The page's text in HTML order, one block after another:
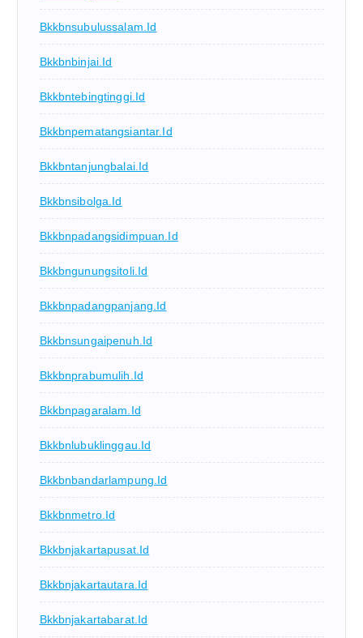
Bkkbnsubulussalam.id
Bkkbnbinjai.id
Bkkbntebingtinggi.id
Bkkbnpematangsiantar.id
Bkkbntanjungbalai.id
Bkkbnsibolga.id
Bkkbnpadangsidimpuan.id
Bkkbngunungsitoli.id
Bkkbnpadangpanjang.id
Bkkbnsungaipenuh.id
Bkkbnprabumulih.id
Bkkbnpagaralam.id
Bkkbnlubuklinggau.id
Bkkbnbandarlampung.id
Bkkbnmetro.id
Bkkbnjakartapusat.id
Bkkbnjakartautara.id
Bkkbnjakartabarat.id